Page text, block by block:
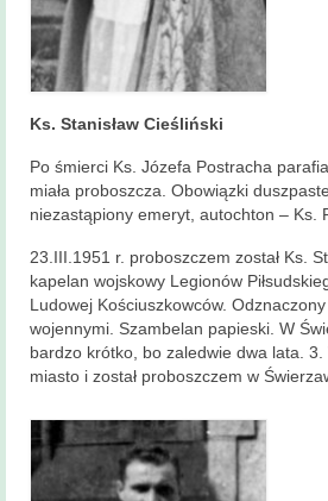
Ks. Stanisław Cieśliński
Po śmierci Ks. Józefa Postracha
miała proboszcza. Obowiązki
niezastąpiony emeryt, autochton – Ks.
23.III.1951 r. proboszczem został Ks.
kapelan wojskowy Legionów
Ludowej Kościuszkowców.
wojennymi. Szambelan papieski. W
bardzo krótko, bo zaledwie dwa lata. 3.
miasto i został proboszczem w